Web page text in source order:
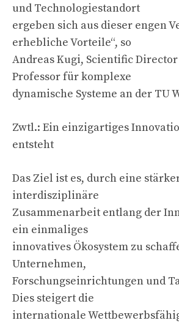
und Technologiestandort
ergeben sich aus dieser engen
erhebliche Vorteile“, so
Andreas Kugi, Scientific
Professor für komplexe
dynamische Systeme an der TU
Zwtl.: Ein einzigartiges
entsteht
Das Ziel ist es, durch eine
interdisziplinäre
Zusammenarbeit entlang der
ein einmaliges
innovatives Ökosystem zu
Unternehmen,
Forschungseinrichtungen und
Dies steigert die
internationale